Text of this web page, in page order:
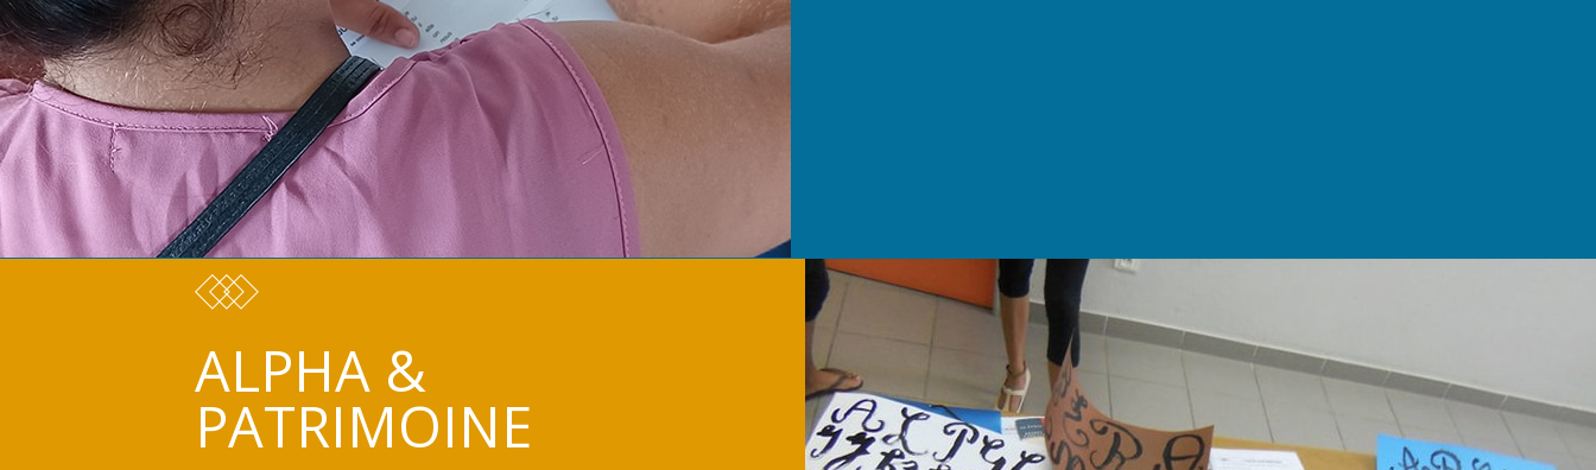
ALPHA &
PATRIMOINE